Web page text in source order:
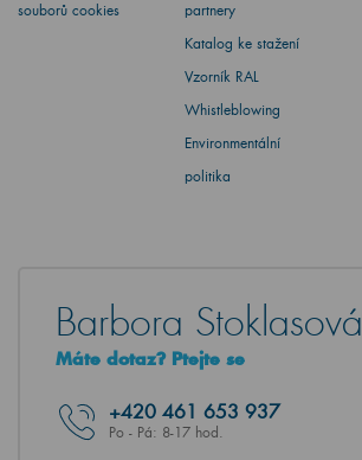
souborů cookies
partnery
Katalog ke stažení
Vzorník RAL
Whistleblowing
Environmentální
politika
Barbora Stoklasová
Máte dotaz? Ptejte se
+420 461 653 937
Po - Pá: 8-17 hod.